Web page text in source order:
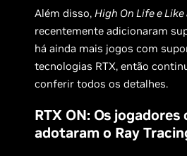
Além disso,High On Life e
recentemente adicionaram
há ainda mais jogos com
tecnologias RTX, então
conferir todos os detalhes.
RTX ON: Os jogadores
adotaram o Ray